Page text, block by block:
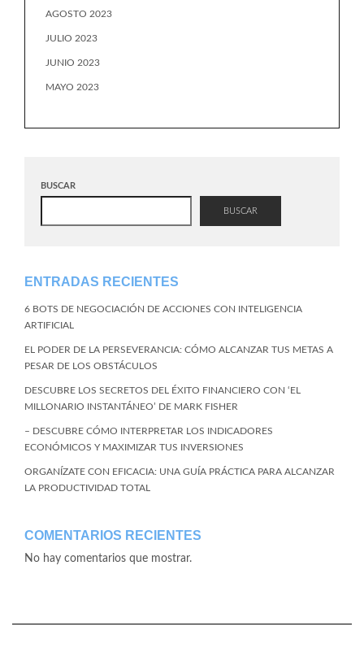
AGOSTO 2023
JULIO 2023
JUNIO 2023
MAYO 2023
BUSCAR
BUSCAR
ENTRADAS RECIENTES
6 BOTS DE NEGOCIACIÓN DE ACCIONES CON INTELIGENCIA
ARTIFICIAL
EL PODER DE LA PERSEVERANCIA: CÓMO ALCANZAR TUS METAS A
PESAR DE LOS OBSTÁCULOS
DESCUBRE LOS SECRETOS DEL ÉXITO FINANCIERO CON ‘EL
MILLONARIO INSTANTÁNEO’ DE MARK FISHER
– DESCUBRE CÓMO INTERPRETAR LOS INDICADORES
ECONÓMICOS Y MAXIMIZAR TUS INVERSIONES
ORGANÍZATE CON EFICACIA: UNA GUÍA PRÁCTICA PARA ALCANZAR
LA PRODUCTIVIDAD TOTAL
COMENTARIOS RECIENTES
No hay comentarios que mostrar.